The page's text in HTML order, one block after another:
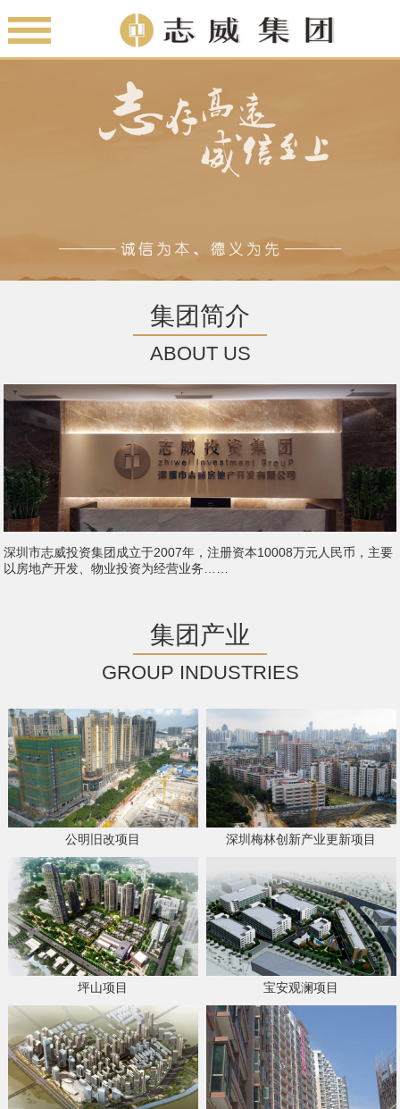
集团简介
ABOUT US
深圳市志威投资集团成立于2007年，注册资本10008万元人民币，主要
以房地产开发、物业投资为经营业务……
集团产业
GROUP INDUSTRIES
公明旧改项目 深圳梅林创新产业更新项目
坪山项目 宝安观澜项目